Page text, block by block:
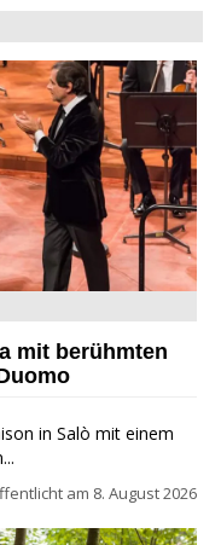
Rota
mit berühmten
in Salò mit einem
am 8. August 2026